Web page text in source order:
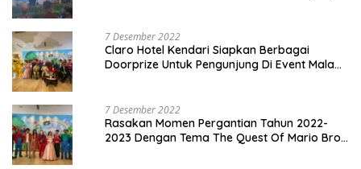
7 Desember 2022
Claro Hotel Kendari Siapkan Berbagai
Doorprize Untuk Pengunjung Di Event Malam
7 Desember 2022
Rasakan Momen Pergantian Tahun 2022-
2023 Dengan Tema The Quest Of Mario Bros